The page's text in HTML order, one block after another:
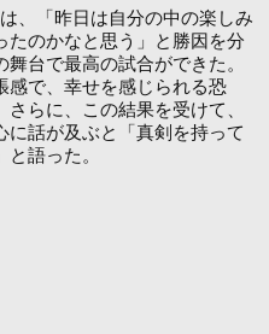
、「昨日は自分の中の楽しみ
たのかなと思う」と勝因を分
台で最高の試合ができた。
感で、幸せを感じられる恐
らに、この結果を受けて、
話が及ぶと「真剣を持って
語った。